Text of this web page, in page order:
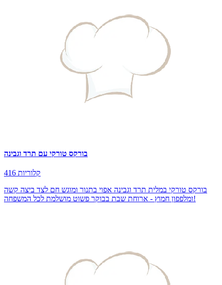
בורקס טורקי עם תרד וגבינה
416 קלוריות
בורקס טורקי במלית תרד וגבינה אפוי בתנור ומוגש חם לצד ביצה קשה
ומלפפון חמוץ - ארוחת שבת בבוקר פשוט מושלמת לכל המשפחה!